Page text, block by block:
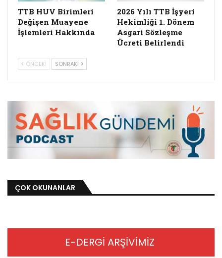
TTB HUV Birimleri
Değişen Muayene
İşlemleri Hakkında
2026 Yılı TTB İşyeri
Hekimliği 1. Dönem
Asgari Sözleşme
Ücreti Belirlendi
ÖNCEKI SONRAKI
ÇOK OKUNANLAR
E-DERGİ ARŞİVİMİZ